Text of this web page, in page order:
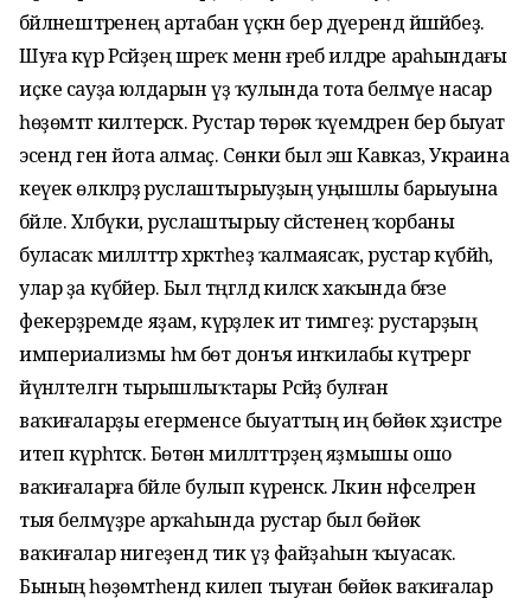
бәйләнештәренең артабан үҫкән бер дәүерендә йәшәйбеҙ.
Шуға күрә Рәсәйҙең шәреҡ менән ғәреб илдәре араһындағы
иҫке сауҙа юлдарын үҙ ҡулында тота белмәүе насар
һөҙөмтәгә килтерәсәк. Рустар төрөк ҡәүемдәрен бер быуат
эсендә генә йота алмаҫ. Сөнки был эш Кавказ, Украина
кеүек өлкәләрҙә руслаштырыуҙың уңышлы барыуына
бәйле. Хәлбүки, руслаштырыу сәйәсәтенең ҡорбаны
буласаҡ милләттәр хәрәкәтһеҙ ҡалмаясаҡ, рустар күбәйһә,
улар ҙа күбәйер. Был тәңгәлдә киләсәк хаҡында бәғзе
фекерҙәремде яҙам, күрәҙәлек итә тимәгеҙ: рустарҙың
империализмы һәм бөтә донъя инҡилабы күтәрергә
йүнәлтелгән тырышлыҡтары Рәсәйҙә булған
ваҡиғаларҙы егерменсе быуаттың иң бөйөк хәҙистәре
итеп күрһәтәсәк. Бөтөн милләттәрҙең яҙмышы ошо
ваҡиғаларға бәйле булып күренәсәк. Ләкин нәфселәрен
тыя белмәүҙәре арҡаһында рустар был бөйөк
ваҡиғалар нигеҙендә тик үҙ файҙаһын ҡыуасаҡ.
Бының һөҙөмтәһендә килеп тыуған бөйөк ваҡиғалар